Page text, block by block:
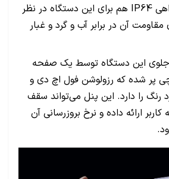
استفاده شده است. گواهی IP64 هم برای این دستگاه در نظر
آن در برابر آب و گرد و غبار
جلوی این دستگاه توسط یک صفحه
امولد ۶.۶۷ اینچی پر شده که رزولوشن فول اچ دی و
۱ میلیارد رنگ را دارد. این پنل می‌تواند سقف
نیتی را به کاربر ارائه داده و نرخ بروزرسانی آن